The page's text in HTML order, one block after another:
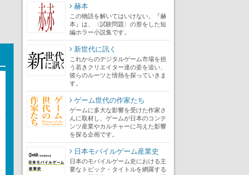
赫本
この物語を解いてはいけない。『赫
本』は、〈試験問題〉の形をした短
編ホラー小説集です。
新世代に訊く
これからのデジタルゲーム市場を担
う若きクリエイター達の姿を追い、
彼らのルーツと情熱を探っていきま
す。
ゲーム世代の作家たち
ゲームに多大な影響を受けた作家さ
んに取材し、ゲームが日本のコンテ
ンツ産業やカルチャーに与えた影響
を探る企画です。
日本モバイルゲーム産業史
日本のモバイルゲーム史における主
要なトピック・タイトルを網羅する